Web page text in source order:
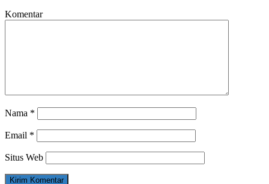
Komentar
Nama *
Email *
Situs Web